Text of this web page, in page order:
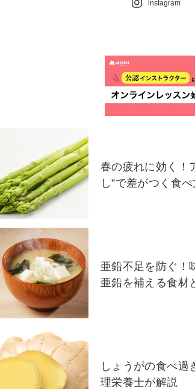
instagram
春の疲れに効く！
し”で差がつく食
亜鉛不足を防ぐ！
亜鉛を補える食材
しょうがの食べ過
理栄養士が解説